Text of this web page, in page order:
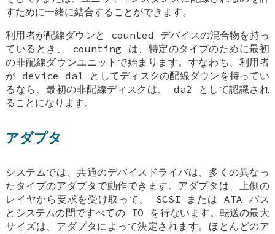
すために一緒に結合することができます。
利用者が配線ダウンと counted デバイスの混合物を持っ
ているとき、 counting は、特定のタイプのために最初
の非配線ダウンユニットで始まります。すなわち、利用者
が device da1 としてディスクの配線ダウンを持ってい
るなら、最初の非配線ディスクは、da2
として認識され
ることになります。
アダプタ
システムでは、共通のデバイスドライバは、多くの異なっ
たタイプのアダプタで動作できます。アダプタは、上側の
レイヤから要求を受け取って、 SCSI または ATA バス
とシステムの間ですべての IO を行ないます。転送の最大
サイズは、アダプタによって決定されます。ほとんどのア